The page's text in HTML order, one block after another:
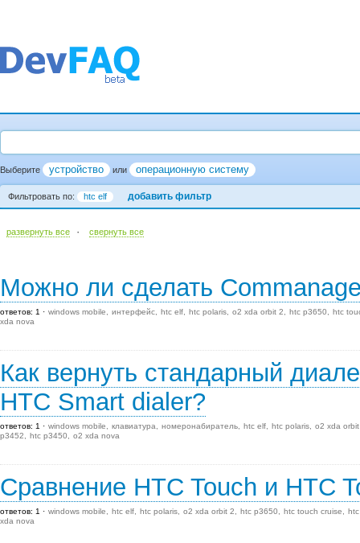
Выберите устройство или операционную систему
Фильтровать по: htc elf добавить фильтр
развернуть все · cвернуть все
Можно ли сделать
ответов: 1 windows mobile интерфейс htc elf htc polaris o2 xda orbit 2 htc p3650
htc
xda nova
Как вернуть стандарный
HTC Smart dialer?
ответов: 1 windows mobile клавиатура номеронабиратель htc elf htc polaris
o2 xda
p3452
htc p3450 o2 xda nova
Сравнение HTC Touch и HTC
ответов: 1 windows mobile htc elf htc polaris o2 xda orbit 2 htc p3650 htc touch cruise
xda nova